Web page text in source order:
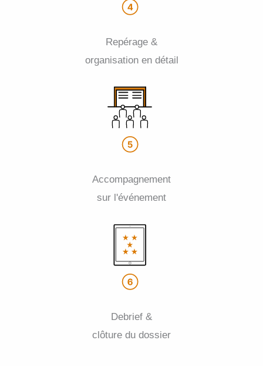
Repérage &
organisation en détail
Accompagnement
sur l'événement
Debrief &
clôture du dossier